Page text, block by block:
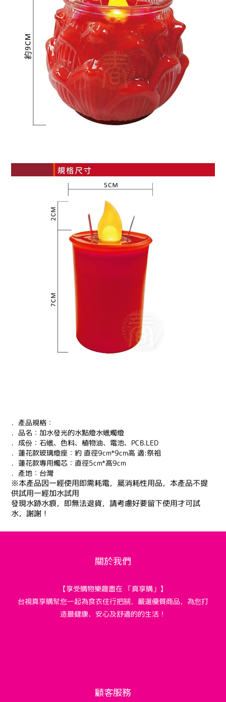
．產品規格：
．品名：加水發光的水點燈水蠟燭燈
．成份：石蠟、色料、植物油、電池、PCB.LED
．蓮花款玻璃燈座：約 直徑9cm*9cm高 適:祭祖
．蓮花款專用燭芯：直徑5cm*高9cm
．產地：台灣
※本產品因一經使用即需耗電，屬消耗性用品，本產品不提
供試用一經加水試用
發現水跡水痕，即無法退貨，請考慮好要留下使用才可試
水，謝謝！
關於我們
【享受購物樂趣盡在 「真享購」】
台視真享購幫您一起為食衣住行把關，嚴選優質商品，為您打
造最健康、安心及舒適的的生活！
顧客服務